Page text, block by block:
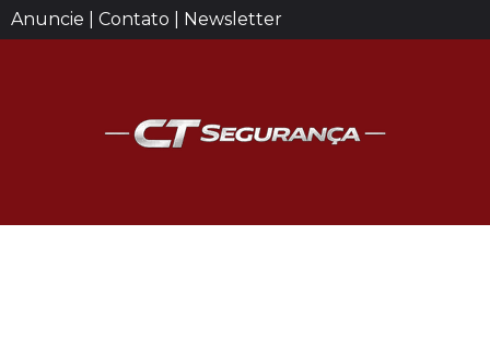
Anuncie | Contato | Newsletter